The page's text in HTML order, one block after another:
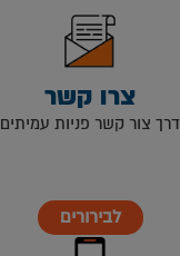
צרו קשר
דרך צור קשר פניות עמיתים
לבירורים